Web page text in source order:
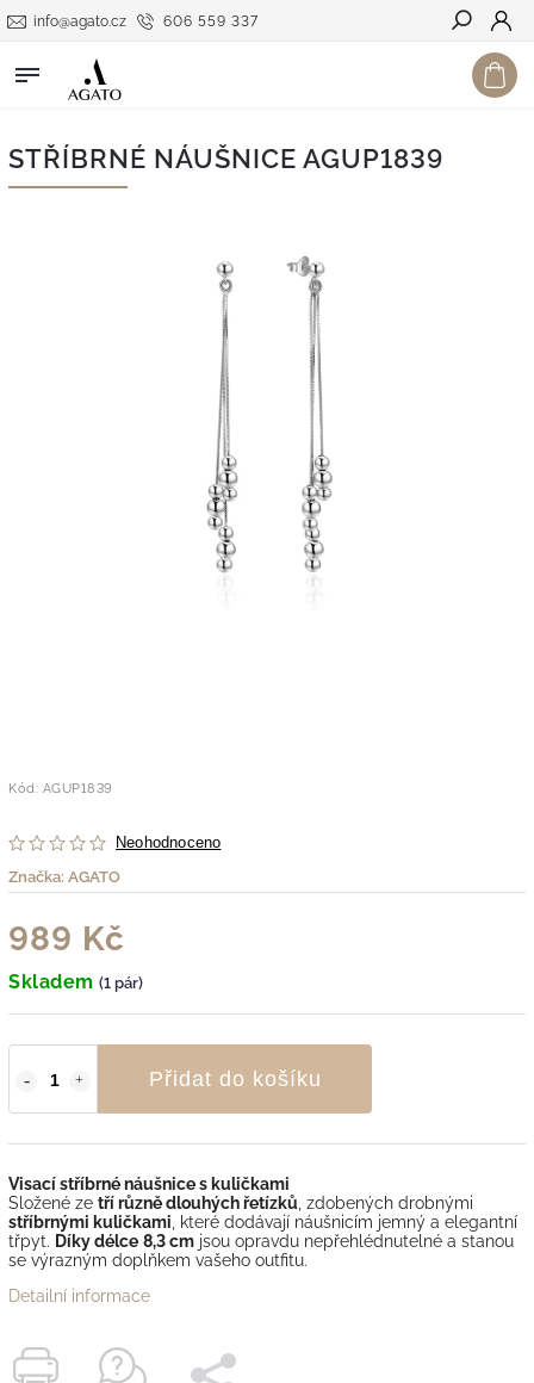
606 559 337
info@agato.cz
Hledat
STŘÍBRNÉ NÁUŠNICE AGUP1839
Kód: AGUP1839
Neohodnoceno
Značka: AGATO
989 Kč
Skladem (1 pár)
Přidat do košíku
Visací stříbrné náušnice s kuličkami
Složené ze tří různě dlouhých řetízků , zdobených drobnými
stříbrnými kuličkami , které dodávají náušnicím jemný a elegantní
třpyt. Díky délce 8,3 cm jsou opravdu nepřehlédnutelné a stanou
se výrazným doplňkem vašeho outfitu.
Detailní informace